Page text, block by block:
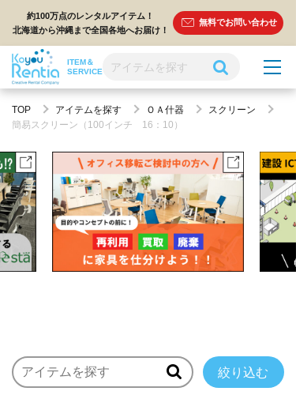
約100万点のレンタルアイテム！
北海道から沖縄まで全国各地へお届け！
無料でお問い合わせ
ITEM＆
SERVICE
TOP アイテムを探す ＯＡ什器
スクリーン
簡易スクリーン（100インチ 16：10）
絞り込む